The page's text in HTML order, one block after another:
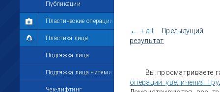
Публикации
Пластические операции
Пластика лица
Подтяжка лица
Подтяжка лица нитями
Чек-лифтинг
Мои настройки
← + alt
Предыдущий
результат
Вы просматриваете
операции увеличения